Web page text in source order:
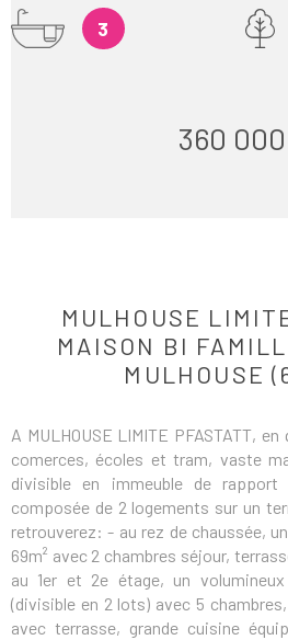
3
360
MULHOUSE
MAISON BI
MULHOUSE
A MULHOUSE LIMITE PFASTATT,
comerces, écoles et tram, vaste
divisible en immeuble de
composée de 2 logements sur un
retrouverez: - au rez de chaussée,
69m² avec 2 chambres séjour,
au 1er et 2e étage, un
(divisible en 2 lots) avec 5
avec terrasse, grande cuisine